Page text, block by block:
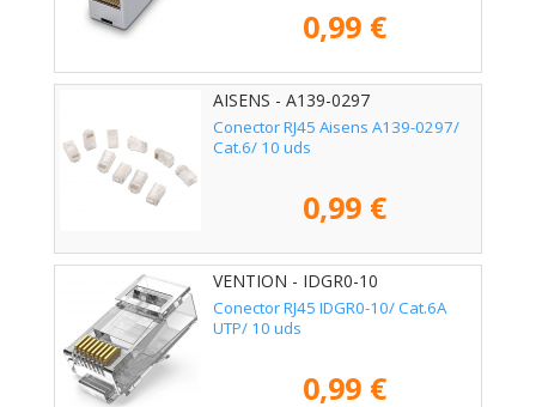
0,99 €
AISENS - A139-0297
Conector RJ45 Aisens A139-0297/
Cat.6/ 10 uds
0,99 €
VENTION - IDGR0-10
Conector RJ45 IDGR0-10/ Cat.6A
UTP/ 10 uds
0,99 €